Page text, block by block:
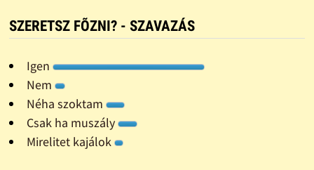
SZERETSZ FÕZNI? - SZAVAZÁS
Igen
Nem
Néha szoktam
Csak ha muszály
Mirelitet kajálok